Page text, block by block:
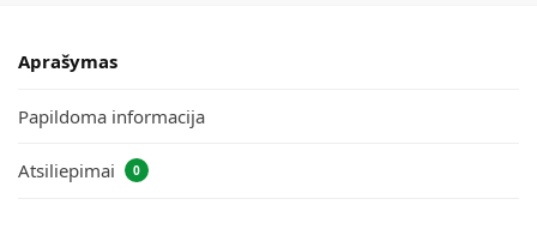
Aprašymas
Papildoma informacija
Atsiliepimai 0